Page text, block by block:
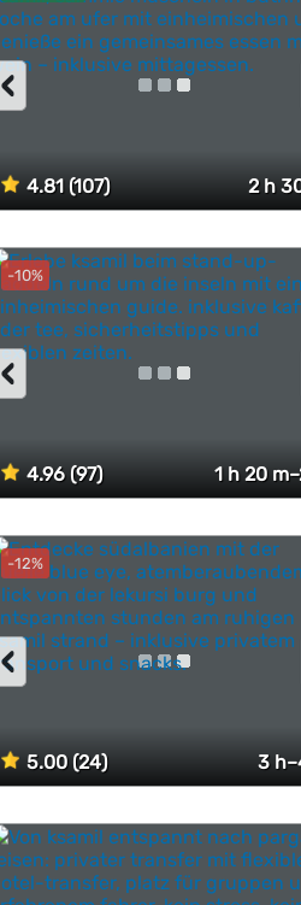
4.81 (107) 2 h
‹
-10%
4.96 (97) 1 h 20
‹
-12%
5.00 (24) 3
‹